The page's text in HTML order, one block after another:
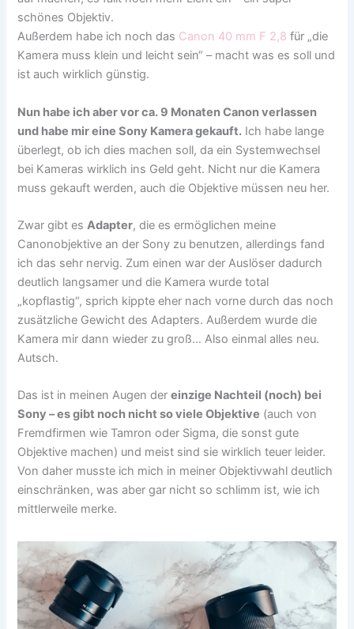
schönes Objektiv.
Außerdem habe ich noch das Canon 40 mm F 2,8 für „die
Kamera muss klein und leicht sein“ – macht was es soll und
ist auch wirklich günstig.
Nun habe ich aber vor ca. 9 Monaten Canon verlassen
und habe mir eine Sony Kamera gekauft. Ich habe lange
überlegt, ob ich dies machen soll, da ein Systemwechsel
bei Kameras wirklich ins Geld geht. Nicht nur die Kamera
muss gekauft werden, auch die Objektive müssen neu her.
Zwar gibt esAdapter, die es ermöglichen meine
Canonobjektive an der Sony zu benutzen, allerdings fand
ich das sehr nervig. Zum einen war der Auslöser dadurch
deutlich langsamer und die Kamera wurde total
„kopflastig“, sprich kippte eher nach vorne durch das noch
zusätzliche Gewicht des Adapters. Außerdem wurde die
Kamera mir dann wieder zu groß… Also einmal alles neu.
Autsch.
Das ist in meinen Augen dereinzige Nachteil (noch) bei
Sony – es gibt noch nicht so viele Objektive (auch von
Fremdfirmen wie Tamron oder Sigma, die sonst gute
Objektive machen) und meist sind sie wirklich teuer leider.
Von daher musste ich mich in meiner Objektivwahl deutlich
einschränken, was aber gar nicht so schlimm ist, wie ich
mittlerweile merke.